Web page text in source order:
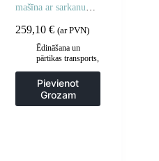
mašīna ar sarkanu
259,10€ (ar PVN)
Ēdināšana un
pārtikas transports
Popkorna mašīnas
Pievienot
Grozam